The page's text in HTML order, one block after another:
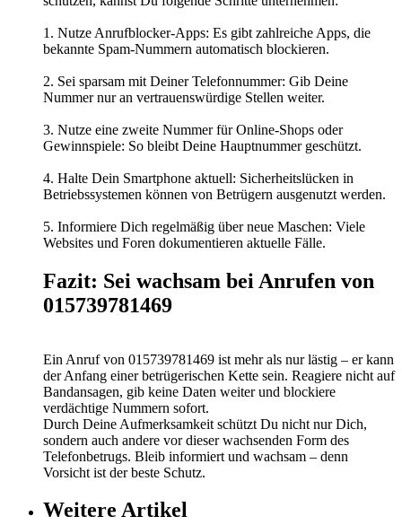
1. Nutze Anrufblocker-Apps: Es gibt zahlreiche Apps, die
bekannte Spam-Nummern automatisch blockieren.
2. Sei sparsam mit Deiner Telefonnummer: Gib Deine
Nummer nur an vertrauenswürdige Stellen weiter.
3. Nutze eine zweite Nummer für Online-Shops oder
Gewinnspiele: So bleibt Deine Hauptnummer geschützt.
4. Halte Dein Smartphone aktuell: Sicherheitslücken in
Betriebssystemen können von Betrügern ausgenutzt werden.
5. Informiere Dich regelmäßig über neue Maschen: Viele
Websites und Foren dokumentieren aktuelle Fälle.
Fazit: Sei wachsam bei Anrufen von
015739781469
Ein Anruf von 015739781469 ist mehr als nur lästig – er kann
der Anfang einer betrügerischen Kette sein. Reagiere nicht auf
Bandansagen, gib keine Daten weiter und blockiere
verdächtige Nummern sofort.
Durch Deine Aufmerksamkeit schützt Du nicht nur Dich,
sondern auch andere vor dieser wachsenden Form des
Telefonbetrugs. Bleib informiert und wachsam – denn
Vorsicht ist der beste Schutz.
Weitere Artikel